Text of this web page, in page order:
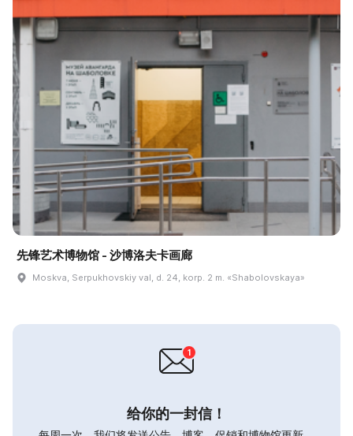
先锋艺术博物馆 - 沙博洛夫卡画廊
Moskva, Serpukhovskiy val, d. 24, korp. 2 m. «Shabolovskaya»
给你的一封信！